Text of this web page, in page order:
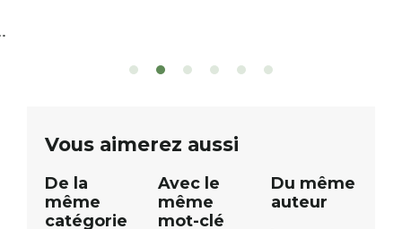
sont à gagner, sélectionnés auprès
12h à […]
Vous aimerez aussi
De la
même
catégorie
Avec le
même
mot-clé
Du même
auteur